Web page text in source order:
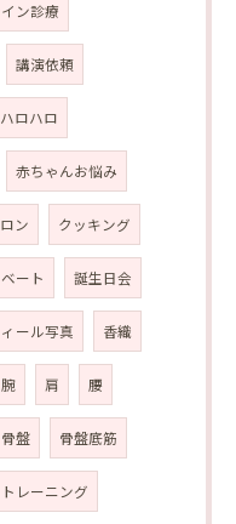
ン診療
講演依頼
ロハロ
赤ちゃんお悩み
ン クッキング
ート 誕生日会
ール写真 香織
腕 肩 腰
骨盤 骨盤底筋
トレーニング